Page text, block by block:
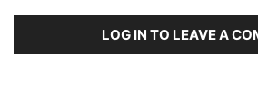
LOG IN TO LEAVE A